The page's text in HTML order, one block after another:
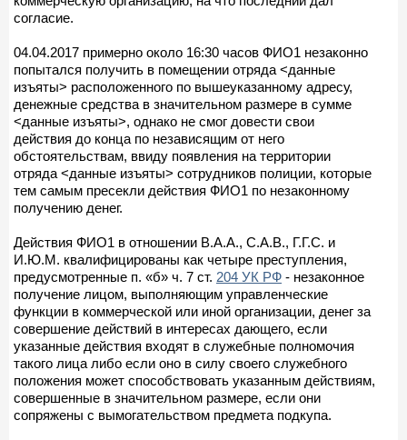
согласие.
04.04.2017 примерно около 16:30 часов ФИО1 незаконно
попытался получить в помещении отряда <данные
изъяты> расположенного по вышеуказанному адресу,
денежные средства в значительном размере в сумме
<данные изъяты>, однако не смог довести свои
действия до конца по независящим от него
обстоятельствам, ввиду появления на территории
отряда <данные изъяты> сотрудников полиции, которые
тем самым пресекли действия ФИО1 по незаконному
получению денег.
Действия ФИО1 в отношении В.А.А., С.А.В., Г.Г.С. и
И.Ю.М. квалифицированы как четыре преступления,
предусмотренные п. «б» ч. 7 ст. 204 УК РФ - незаконное
получение лицом, выполняющим управленческие
функции в коммерческой или иной организации, денег за
совершение действий в интересах дающего, если
указанные действия входят в служебные полномочия
такого лица либо если оно в силу своего служебного
положения может способствовать указанным действиям,
совершенные в значительном размере, если они
сопряжены с вымогательством предмета подкупа.